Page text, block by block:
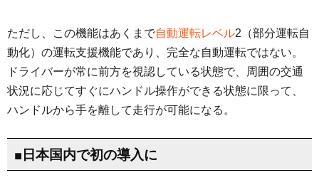
ただし、この機能はあくまで自動運転レベル2（部分運転自
動化）の運転支援機能であり、完全な自動運転ではない。
ドライバーが常に前方を視認している状態で、周囲の交通
状況に応じてすぐにハンドル操作ができる状態に限って、
ハンドルから手を離して走行が可能になる。
■日本国内で初の導入に